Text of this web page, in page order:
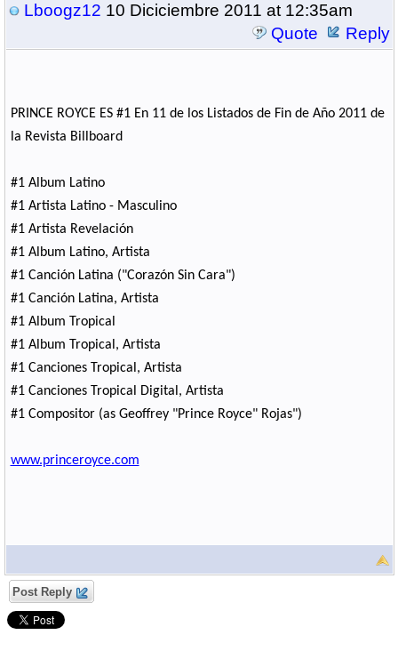
Lboogz12 10 Diciciembre 2011 at 12:35am
Quote
Reply
PRINCE ROYCE ES #1 En 11 de los Listados de Fin de Año 2011 de
la Revista Billboard
#1 Album Latino
#1 Artista Latino - Masculino
#1 Artista Revelación
#1 Album Latino, Artista
#1 Canción Latina ("Corazón Sin Cara")
#1 Canción Latina, Artista
#1 Album Tropical
#1 Album Tropical, Artista
#1 Canciones Tropical, Artista
#1 Canciones Tropical Digital, Artista
#1 Compositor (as Geoffrey "Prince Royce" Rojas")
www.princeroyce.com
Post Reply